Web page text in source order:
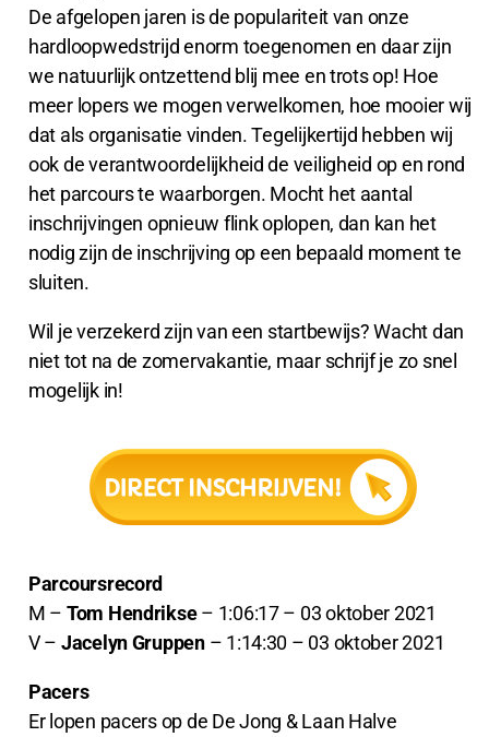
De afgelopen jaren is de populariteit van onze
hardloopwedstrijd enorm toegenomen en daar zijn
we natuurlijk ontzettend blij mee en trots op! Hoe
meer lopers we mogen verwelkomen, hoe mooier wij
dat als organisatie vinden. Tegelijkertijd hebben wij
ook de verantwoordelijkheid de veiligheid op en rond
het parcours te waarborgen. Mocht het aantal
inschrijvingen opnieuw flink oplopen, dan kan het
nodig zijn de inschrijving op een bepaald moment te
sluiten.
Wil je verzekerd zijn van een startbewijs? Wacht dan
niet tot na de zomervakantie, maar schrijf je zo snel
mogelijk in!
Parcoursrecord
M – Tom Hendrikse– 1:06:17 – 03 oktober 2021
V – Jacelyn Gruppen – 1:14:30 – 03 oktober 2021
Pacers
Er lopen pacers op de De Jong & Laan Halve